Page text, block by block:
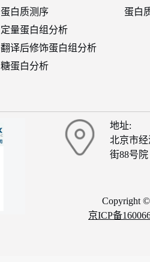
蛋白质测序
定量蛋白组分析
翻译后修饰蛋白组分析
糖蛋白分析
蛋白
地址:
北京市
街88号院
Copyright
京ICP备